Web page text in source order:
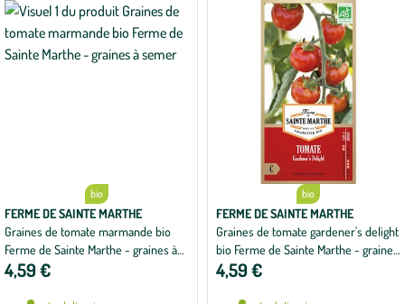
bio
FERME DE SAINTE MARTHE
Graines de tomate marmande bio
Ferme de Sainte Marthe - graines à
semer
4,59 €
bio
FERME DE SAINTE MARTHE
Graines de tomate gardener's delight
bio Ferme de Sainte Marthe - graines
à semer
4,59 €